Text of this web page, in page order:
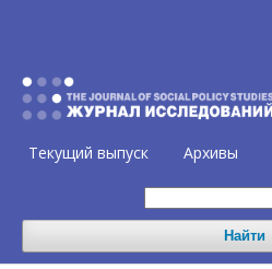
Текущий выпуск Архивы
Найти